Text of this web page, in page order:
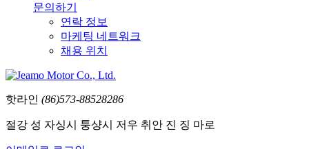
문의하기
연락 정보
마케팅 네트워크
채용 위치
핫라인 (86)573-88528286
절강 성 자싱시 퉁샹시 저우 취안 진 징 마로